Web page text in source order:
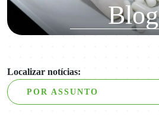
Blog
Localizar notícias:
POR ASSUNTO